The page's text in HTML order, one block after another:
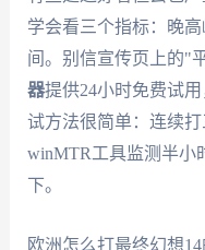
学会看三个指标：晚
间。别信宣传页上的"
器提供24小时免费试
试方法很简单：连续
winMTR工具监测半小
下。
欧洲怎么打最终幻想